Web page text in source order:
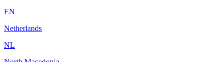
EN
Netherlands
NL